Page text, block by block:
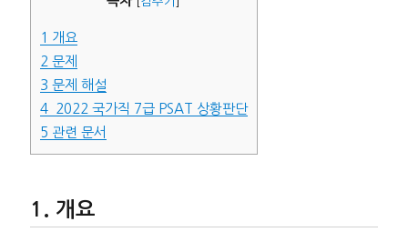
1 개요
2 문제
3 문제 해설
42022 국가직 7급 PSAT 상황판단
5 관련 문서
개요